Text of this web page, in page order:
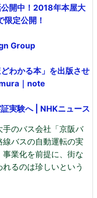
公開中！2018年本屋大
定公開！
Group
わかる本」を出版させ
｜note
実験へ | NHKニュース
のバス会社「京阪バ
バスの自動運転の実
業化を前提に、街な
るのは珍しいという